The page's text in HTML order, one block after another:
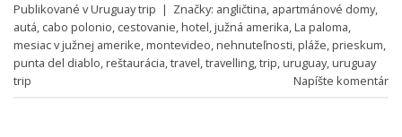
Publikované vUruguay trip | Značky: angličtina, apartmánové domy,
autá, cabo polonio, cestovanie,hotel,južná amerika,La paloma,
mesiac v južnej amerike,montevideo,nehnuteľnosti,pláže,prieskum,
punta del diablo,reštaurácia,travel,travelling,trip,uruguay,uruguay
trip
Napíšte komentár